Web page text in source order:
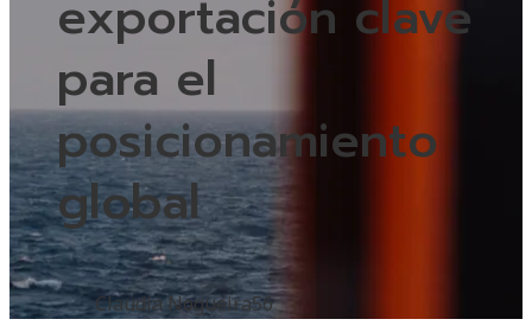
exportación clave
para el
posicionamiento
global
Claudia Nogueira56